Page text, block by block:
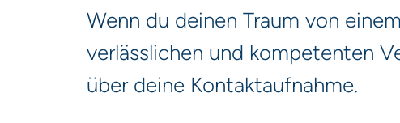
Wenn du deinen Traum von
verlässlichen und kompetenten
über deine Kontaktaufnahme.